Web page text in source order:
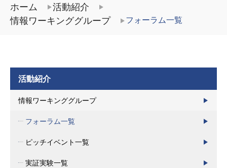
ホーム
活動紹介
情報ワーキンググループ
フォーラム一覧
活動紹介
情報ワーキンググループ
フォーラム一覧
ピッチイベント一覧
実証実験一覧